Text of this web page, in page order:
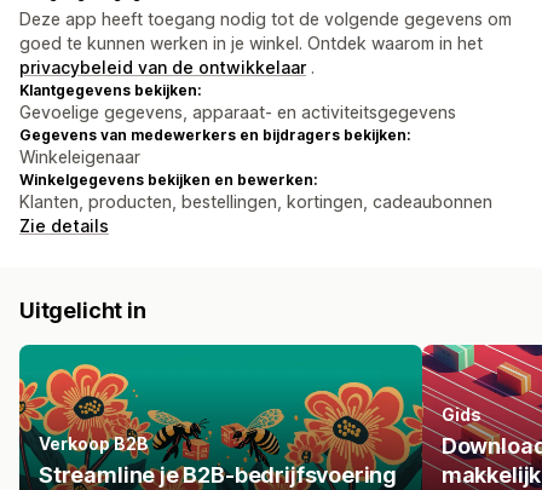
Deze app heeft toegang nodig tot de volgende gegevens om
goed te kunnen werken in je winkel. Ontdek waarom in het
privacybeleid van de ontwikkelaar .
Klantgegevens bekijken:
Gevoelige gegevens, apparaat- en activiteitsgegevens
Gegevens van medewerkers en bijdragers bekijken:
Winkeleigenaar
Winkelgegevens bekijken en bewerken:
Klanten, producten, bestellingen, kortingen, cadeaubonnen
Zie details
Uitgelicht in
Verkoop B2B
Streamline je B2B-bedrijfsvoering
Gids